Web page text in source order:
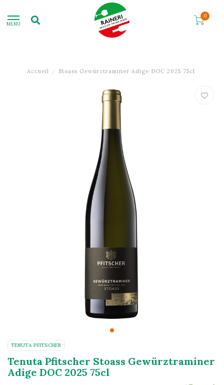
MENU
0
Accueil / Stoass Gewürztraminer Adige DOC 2025 75cl
TENUTA PFITSCHER
Tenuta Pfitscher Stoass Gewürztraminer
Adige DOC 2025 75cl